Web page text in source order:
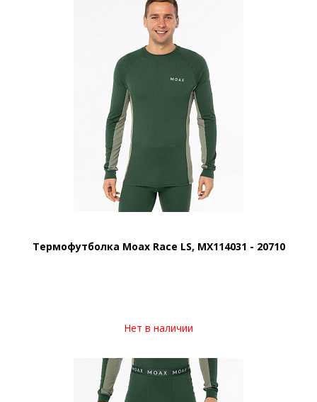
Термофутболка Moax Race LS, MX114031 - 20710
Нет в наличии